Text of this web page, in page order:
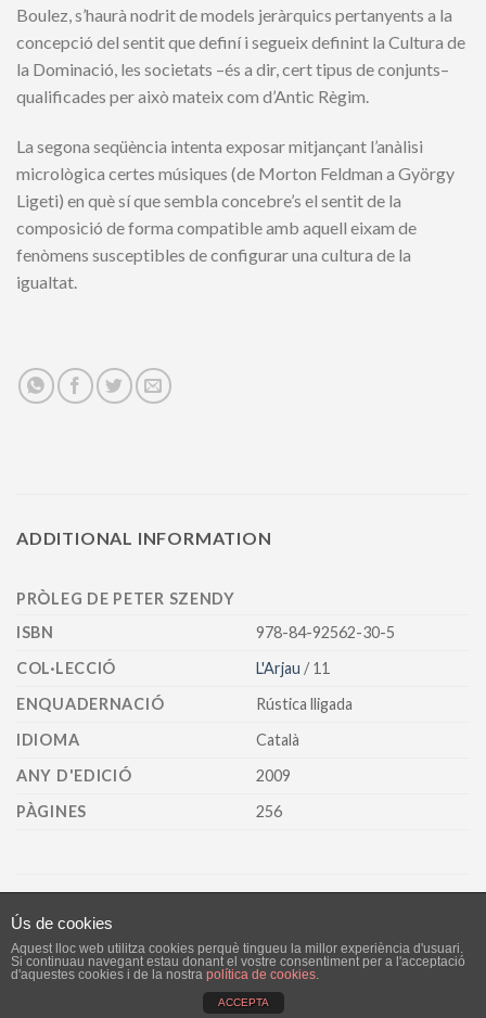
Boulez, s’haurà nodrit de models jeràrquics pertanyents a la
concepció del sentit que definí i segueix definint la Cultura de
la Dominació, les societats –és a dir, cert tipus de conjunts–
qualificades per això mateix com d’Antic Règim.
La segona seqüència intenta exposar mitjançant l’anàlisi
micrològica certes músiques (de Morton Feldman a György
Ligeti) en què sí que sembla concebre’s el sentit de la
composició de forma compatible amb aquell eixam de
fenòmens susceptibles de configurar una cultura de la
igualtat.
ADDITIONAL INFORMATION
PRÒLEG DE PETER SZENDY
ISBN
978-84-92562-30-5
COL·LECCIÓ
L'Arjau / 11
ENQUADERNACIÓ
Rústica lligada
IDIOMA
Català
ANY D'EDICIÓ
2009
PÀGINES
256
AVÍS LEGAL
POLÍTICA DE PRIVACITAT
POLÍTICA DE VENDA, ENTREGA, ANUL·LACIONS I DEVOLUCIONS
Copyright 2026 © Lleonard Muntaner Editor
Ús de cookies
Aquest lloc web utilitza cookies perquè tingueu la millor experiència d'usuari.
Si continuau navegant estau donant el vostre consentiment per a l'acceptació
d'aquestes cookies i de la nostra política de cookies.
ACCEPTA